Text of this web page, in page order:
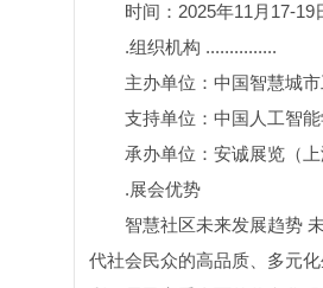
时间：2025年11月17-
.组织机构 ...............
主办单位：中国智慧城
支持单位：中国人工智
承办单位：安诚展览（
.展会优势
智慧社区未来发展趋势
代社会民众的高品质、多元